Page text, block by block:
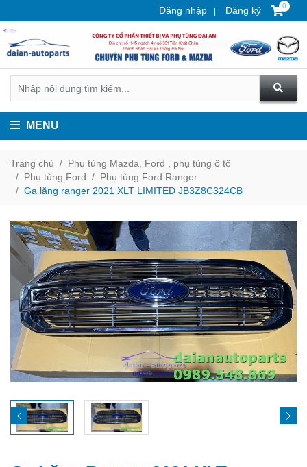
Đăng nhập Đăng ký 0
MENU
Trang chủ
Phụ tùng Mazda, Ford , phụ tùng ô tô
Phụ tùng Ford
Phụ tùng Ford Ranger
Ga lăng ranger 2021 XLT LIMITED JB3Z8C324CB